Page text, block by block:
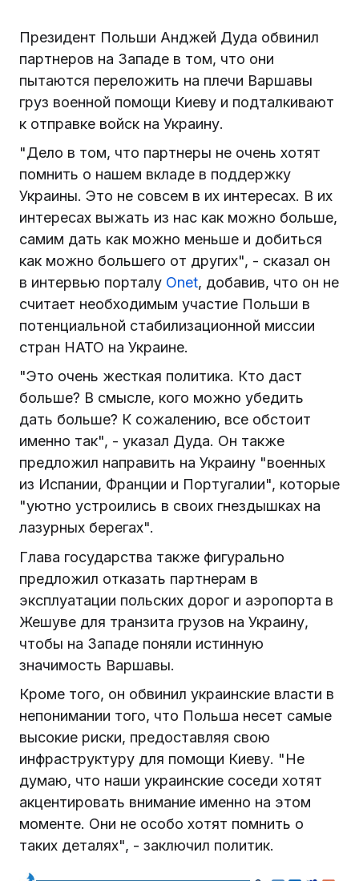
Президент Польши Анджей Дуда обвинил
партнеров на Западе в том, что они
пытаются переложить на плечи Варшавы
груз военной помощи Киеву и подталкивают
к отправке войск на Украину.
"Дело в том, что партнеры не очень хотят
помнить о нашем вкладе в поддержку
Украины. Это не совсем в их интересах. В их
интересах выжать из нас как можно больше,
самим дать как можно меньше и добиться
как можно большего от других", - сказал он
в интервью порталу Onet, добавив, что он не
считает необходимым участие Польши в
потенциальной стабилизационной миссии
стран НАТО на Украине.
"Это очень жесткая политика. Кто даст
больше? В смысле, кого можно убедить
дать больше? К сожалению, все обстоит
именно так", - указал Дуда. Он также
предложил направить на Украину "военных
из Испании, Франции и Португалии", которые
"уютно устроились в своих гнездышках на
лазурных берегах".
Глава государства также фигурально
предложил отказать партнерам в
эксплуатации польских дорог и аэропорта в
Жешуве для транзита грузов на Украину,
чтобы на Западе поняли истинную
значимость Варшавы.
Кроме того, он обвинил украинские власти в
непонимании того, что Польша несет самые
высокие риски, предоставляя свою
инфраструктуру для помощи Киеву. "Не
думаю, что наши украинские соседи хотят
акцентировать внимание именно на этом
моменте. Они не особо хотят помнить о
таких деталях", - заключил политик.